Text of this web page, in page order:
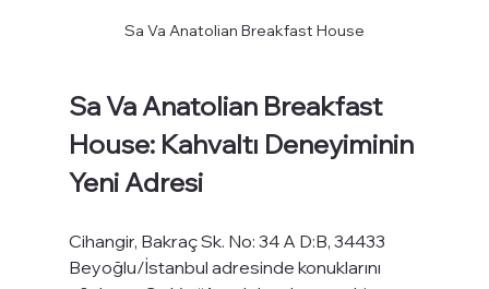
Sa Va Anatolian Breakfast House
Sa Va Anatolian Breakfast
House: Kahvaltı Deneyiminin
Yeni Adresi
Cihangir, Bakraç Sk. No: 34 A D:B, 34433
Beyoğlu/İstanbul adresinde konuklarını